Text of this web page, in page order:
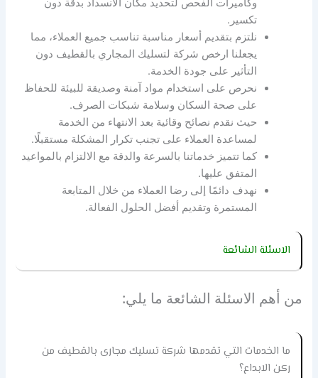
وكاميرات الفحص لتحديد مكان الانسداد بدقة دون
تكسير.
نلتزم بتقديم أسعار مناسبة تناسب جميع العملاء، مما
يجعلنا ارخص شركة لتسليك المجاري بالقطيف دون
التأثير على جودة الخدمة.
نحرص على استخدام مواد آمنة وصديقة للبيئة للحفاظ
على صحة السكان وسلامة شبكات الصرف.
حيث نقدم نصائح وقائية بعد الانتهاء من الخدمة
لمساعدة العملاء على تجنب تكرار المشكلة مستقبلًا.
كما تتميز خدماتنا بالسرعة والدقة مع الالتزام بالمواعيد
المتفق عليها.
نهدف دائمًا إلى رضا العملاء من خلال المتابعة
المستمرة وتقديم أفضل الحلول الفعالة.
الاسئلة الشائعة
من أهم الاسئلة الشائعة ما يلي:
ما الخدمات التي تقدمها شركة تسليك مجارى بالقطيف من
ركن الابداع؟